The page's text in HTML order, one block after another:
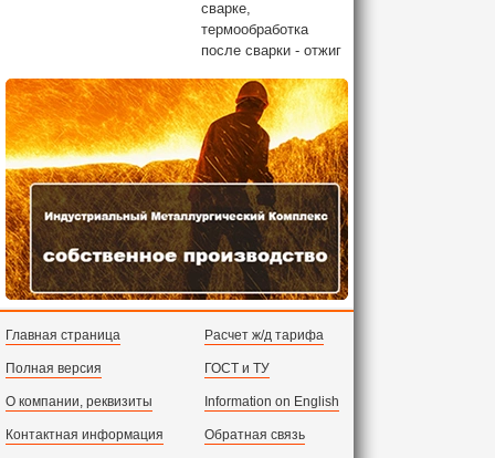
сварке,
термообработка
после сварки - отжиг
Главная страница
Полная версия
О компании, реквизиты
Контактная информация
Расчет ж/д тарифа
ГОСТ и ТУ
Information on English
Обратная связь